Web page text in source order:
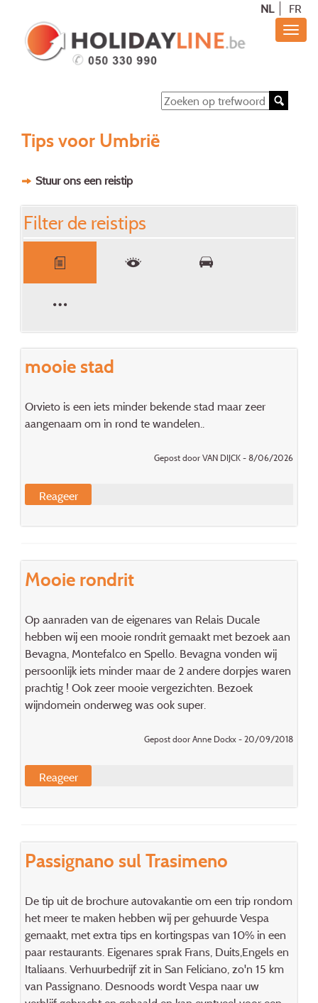
NL FR
Tips voor Umbrië
Stuur ons een reistip
Filter de reistips
mooie stad
Orvieto is een iets minder bekende stad maar zeer
aangenaam om in rond te wandelen..
Gepost door VAN DIJCK - 8/06/2026
Reageer
Mooie rondrit
Op aanraden van de eigenares van Relais Ducale
hebben wij een mooie rondrit gemaakt met bezoek aan
Bevagna, Montefalco en Spello. Bevagna vonden wij
persoonlijk iets minder maar de 2 andere dorpjes waren
prachtig ! Ook zeer mooie vergezichten. Bezoek
wijndomein onderweg was ook super.
Gepost door Anne Dockx - 20/09/2018
Reageer
Passignano sul Trasimeno
De tip uit de brochure autovakantie om een trip rondom
het meer te maken hebben wij per gehuurde Vespa
gemaakt, met extra tips en kortingspas van 10% in een
paar restaurants. Eigenares sprak Frans, Duits,Engels en
Italiaans. Verhuurbedrijf zit in San Feliciano, zo'n 15 km
van Passignano. Desnoods wordt Vespa naar uw